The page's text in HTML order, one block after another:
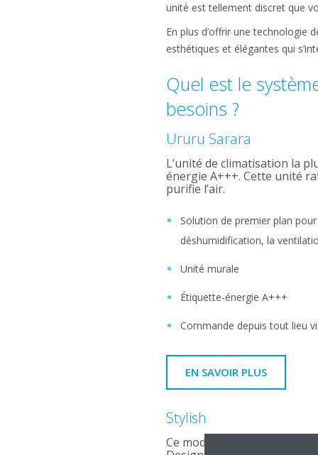
unité est tellement discret que
En plus d’offrir une technologie
esthétiques et élégantes qui
Quel est le
besoins ?
Ururu Sarara
L’unité de climatisation la
énergie A+++. Cette unité
purifie l’air.
Solution de premier plan
déshumidification, la
Unité murale
Étiquette-énergie A+++
Commande depuis tout lieu
EN SAVOIR PLUS
Stylish
Ce modèle a été